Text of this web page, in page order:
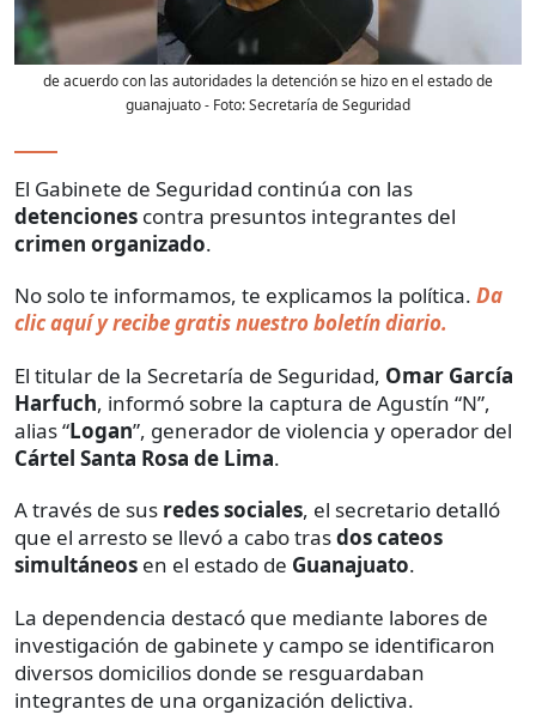
de acuerdo con las autoridades la detención se hizo en el estado de
guanajuato- Foto:Secretaría de Seguridad
El Gabinete de Seguridad continúa con las
detenciones contra presuntos integrantes del
crimen organizado.
No solo te informamos, te explicamos la política. Da
clic aquí y recibe gratis nuestro boletín diario.
El titular de la Secretaría de Seguridad, Omar García
Harfuch, informó sobre la captura de Agustín “N”,
alias “Logan”, generador de violencia y operador del
Cártel Santa Rosa de Lima.
A través de sus redes sociales, el secretario detalló
que el arresto se llevó a cabo trasdos cateos
simultáneos en el estado de Guanajuato.
La dependencia destacó que mediante labores de
investigación de gabinete y campo se identificaron
diversos domicilios donde se resguardaban
integrantes de una organización delictiva.